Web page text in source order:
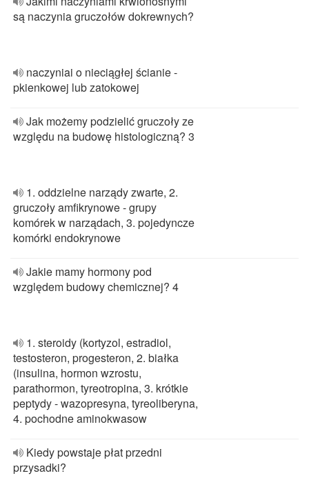
są naczynia gruczołów dokrewnych?
naczyniai o nieciągłej ścianie -
pkienkowej lub zatokowej
Jak możemy podzielić gruczoły ze
względu na budowę histologiczną? 3
1. oddzielne narządy zwarte, 2.
gruczoły amfikrynowe - grupy
komórek w narządach, 3. pojedyncze
komórki endokrynowe
Jakie mamy hormony pod
względem budowy chemicznej? 4
1. steroidy (kortyzol, estradiol,
testosteron, progesteron, 2. białka
(insulina, hormon wzrostu,
parathormon, tyreotropina, 3. krótkie
peptydy - wazopresyna, tyreoliberyna,
4. pochodne aminokwasow
Kiedy powstaje płat przedni
przysadki?